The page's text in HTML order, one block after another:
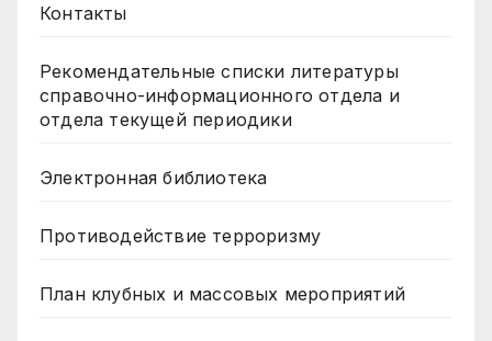
Контакты
Рекомендательные списки литературы
справочно-информационного отдела и
отдела текущей периодики
Электронная библиотека
Противодействие терроризму
План клубных и массовых мероприятий